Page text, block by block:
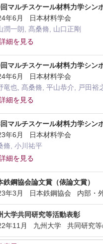
マルチスケール材料力学シン
年6月 日本材料学会
潤一朗, 髙桑脩, 山口正剛
細を見る
マルチスケール材料力学シン
年6月 日本材料学会
竜也, 髙桑脩, 平山恭介, 戸田裕
細を見る
マルチスケール材料力学シン
年6月 日本材料学会
脩, 小川祐平
細を見る
鉄鋼協会論文賞（俵論文賞）
年3月 日本鉄鋼協会 内部・
大学共同研究等活動表彰
年11月 九州大学 共同研究等